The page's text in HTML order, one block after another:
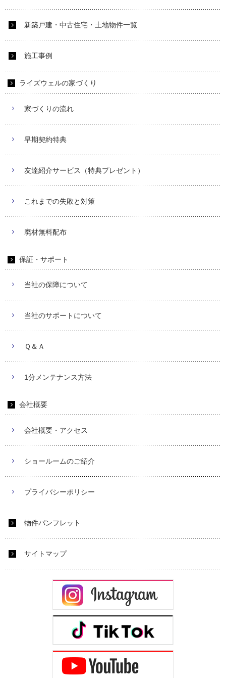
新築戸建・中古住宅・土地物件一覧
施工事例
ライズウェルの家づくり
家づくりの流れ
早期契約特典
友達紹介サービス（特典プレゼント）
これまでの失敗と対策
廃材無料配布
保証・サポート
当社の保障について
当社のサポートについて
Ｑ＆Ａ
1分メンテナンス方法
会社概要
会社概要・アクセス
ショールームのご紹介
プライバシーポリシー
物件パンフレット
サイトマップ